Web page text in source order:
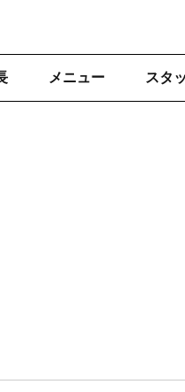
メニュー スタ